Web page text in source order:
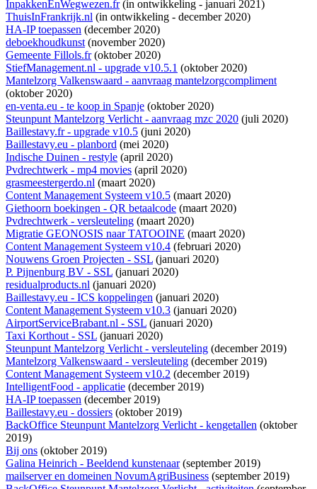
InpakkenEnWegwezen.fr(in ontwikkeling - januari 2021)
ThuisInFrankrijk.nl (in ontwikkeling - december 2020)
HA-IP toepassen (december 2020)
deboekhoudkunst(november 2020)
Gemeente Fillols.fr(oktober 2020)
StiefManagement.nl - upgrade v10.5.1 (oktober 2020)
Mantelzorg Valkenswaard - aanvraag mantelzorgcompliment
(oktober 2020)
en-venta.eu - te koop in Spanje (oktober 2020)
Steunpunt Mantelzorg Verlicht - aanvraag mzc 2020 (juli 2020)
Baillestavy.fr - upgrade v10.5 (juni 2020)
Baillestavy.eu - planbord (mei 2020)
Indische Duinen - restyle (april 2020)
Pvdrechtwerk - mp4 movies (april 2020)
grasmeestergerdo.nl (maart 2020)
Content Management Systeem v10.5 (maart 2020)
Giethoorn boekingen - QR betaalcode (maart 2020)
Pvdrechtwerk - versleuteling (maart 2020)
Migratie GEONOSIS naar TATOOINE (maart 2020)
Content Management Systeem v10.4 (februari 2020)
Nouwens Groen Projecten - SSL (januari 2020)
P. Pijnenburg BV - SSL (januari 2020)
residualproducts.nl (januari 2020)
Baillestavy.eu - ICS koppelingen (januari 2020)
Content Management Systeem v10.3 (januari 2020)
AirportServiceBrabant.nl - SSL (januari 2020)
Taxi Korthout - SSL (januari 2020)
Steunpunt Mantelzorg Verlicht - versleuteling (december 2019)
Mantelzorg Valkenswaard - versleuteling (december 2019)
Content Management Systeem v10.2 (december 2019)
IntelligentFood - applicatie (december 2019)
HA-IP toepassen (december 2019)
Baillestavy.eu - dossiers (oktober 2019)
BackOffice Steunpunt Mantelzorg Verlicht - kengetallen (oktober
2019)
Bij ons (oktober 2019)
Galina Heinrich - Beeldend kunstenaar(september 2019)
mailserver en domeinen NovumAgriBusiness (september 2019)